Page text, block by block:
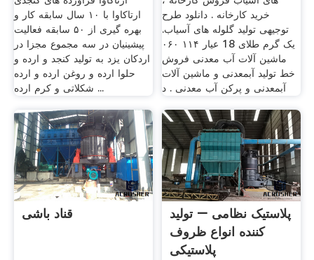
ارتاکاوا با ۱۰ سال سابقه کار و
بهره گیری از ۵۰ سابقه فعالیت
پیشینیان در سه مجموع مجزا در
اردکان یزد به تولید کنجد و ارده و
حلوا ارده و روغن ارده و ارده
شکلاتی و کرم ارده ...
خرید کارخانه . دانلود طرح
توجیهی تولید گلوله های آسیاب.
یک گرم طلای 18 عیار ۱۱۴ ۰۶۰
ماشین آلات آب معدنی فروش
خط تولید آبمعدنی و ماشین آلات
آبمعدنی و پرکن آب معدنی . د
قناد باشی
پلاستیک نظامی – تولید
کننده انواع ظروف
پلاستیکی